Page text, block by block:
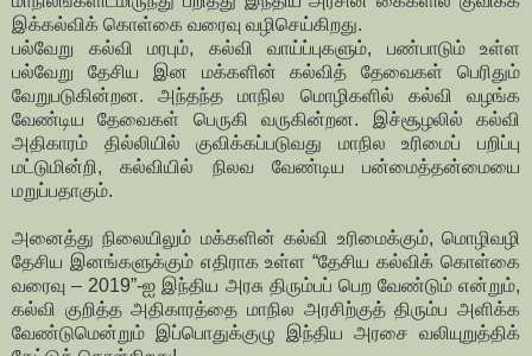
இக்கல்விக் கொள்கை வரைவு வழிசெய்கிறது.
பல்வேறு கல்வி மரபும், கல்வி வாய்ப்புகளும், பண்பாடும் உள்ள
பல்வேறு தேசிய இன மக்களின் கல்வித் தேவைகள் பெரிதும்
வேறுபடுகின்றன. அந்தந்த மாநில மொழிகளில் கல்வி வழங்க
வேண்டிய தேவைகள் பெருகி வருகின்றன. இச்சூழலில் கல்வி
அதிகாரம் தில்லியில் குவிக்கப்படுவது மாநில உரிமைப் பறிப்பு
மட்டுமின்றி, கல்வியில் நிலவ வேண்டிய பன்மைத்தன்மையை
மறுப்பதாகும்.
அனைத்து நிலையிலும் மக்களின் கல்வி உரிமைக்கும், மொழிவழி
தேசிய இனங்களுக்கும் எதிராக உள்ள “தேசிய கல்விக் கொள்கை
வரைவு – 2019”-ஐ இந்திய அரசு திரும்பப் பெற வேண்டும் என்றும்,
கல்வி குறித்த அதிகாரத்தை மாநில அரசிற்குத் திரும்ப அளிக்க
வேண்டுமென்றும் இப்பொதுக்குழு இந்திய அரசை வலியுறுத்திக்